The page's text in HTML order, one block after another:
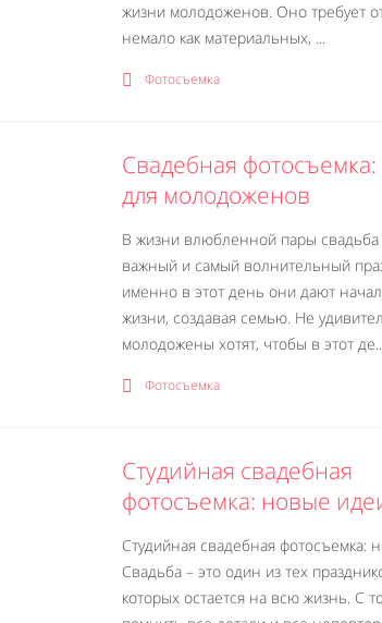
жизни молодоженов. Оно требует
немало как материальных, ...
Фотосъемка
Свадебная
для молодоженов
В жизни влюбленной пары
важный и самый волнительный
именно в этот день они дают
жизни, создавая семью. Не
молодожены хотят, чтобы в этот
Фотосъемка
Студийная свадебная
фотосъемка: новые
Студийная свадебная фотосъемка:
Свадьба – это один из тех
которых остается на всю жизнь. С